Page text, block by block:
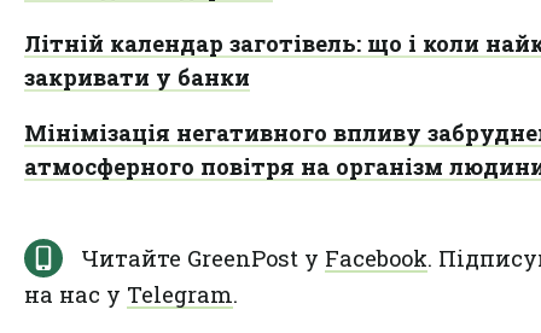
Літній календар заготівель: що і коли
закривати у банки
Мінімізація негативного впливу
атмосферного повітря на організм
Читайте GreenPost у Facebook.
на нас у Telegram.